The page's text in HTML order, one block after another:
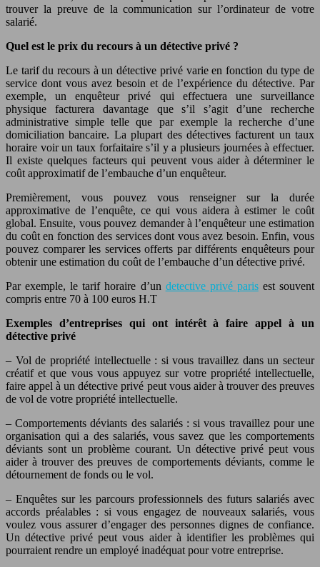
trouver la preuve de la communication sur l’ordinateur de votre
salarié.
Quel est le prix du recours à un détective privé ?
Le tarif du recours à un détective privé varie en fonction du type de
service dont vous avez besoin et de l’expérience du détective. Par
exemple, un enquêteur privé qui effectuera une surveillance
physique facturera davantage que s’il s’agit d’une recherche
administrative simple telle que par exemple la recherche d’une
domiciliation bancaire. La plupart des détectives facturent un taux
horaire voir un taux forfaitaire s’il y a plusieurs journées à effectuer.
Il existe quelques facteurs qui peuvent vous aider à déterminer le
coût approximatif de l’embauche d’un enquêteur.
Premièrement, vous pouvez vous renseigner sur la durée
approximative de l’enquête, ce qui vous aidera à estimer le coût
global. Ensuite, vous pouvez demander à l’enquêteur une estimation
du coût en fonction des services dont vous avez besoin. Enfin, vous
pouvez comparer les services offerts par différents enquêteurs pour
obtenir une estimation du coût de l’embauche d’un détective privé.
Par exemple, le tarif horaire d’un detective privé parisest souvent
compris entre 70 à 100 euros H.T
Exemples d’entreprises qui ont intérêt à faire appel à un
détective privé
– Vol de propriété intellectuelle : si vous travaillez dans un secteur
créatif et que vous vous appuyez sur votre propriété intellectuelle,
faire appel à un détective privé peut vous aider à trouver des preuves
de vol de votre propriété intellectuelle.
– Comportements déviants des salariés : si vous travaillez pour une
organisation qui a des salariés, vous savez que les comportements
déviants sont un problème courant. Un détective privé peut vous
aider à trouver des preuves de comportements déviants, comme le
détournement de fonds ou le vol.
– Enquêtes sur les parcours professionnels des futurs salariés avec
accords préalables : si vous engagez de nouveaux salariés, vous
voulez vous assurer d’engager des personnes dignes de confiance.
Un détective privé peut vous aider à identifier les problèmes qui
pourraient rendre un employé inadéquat pour votre entreprise.